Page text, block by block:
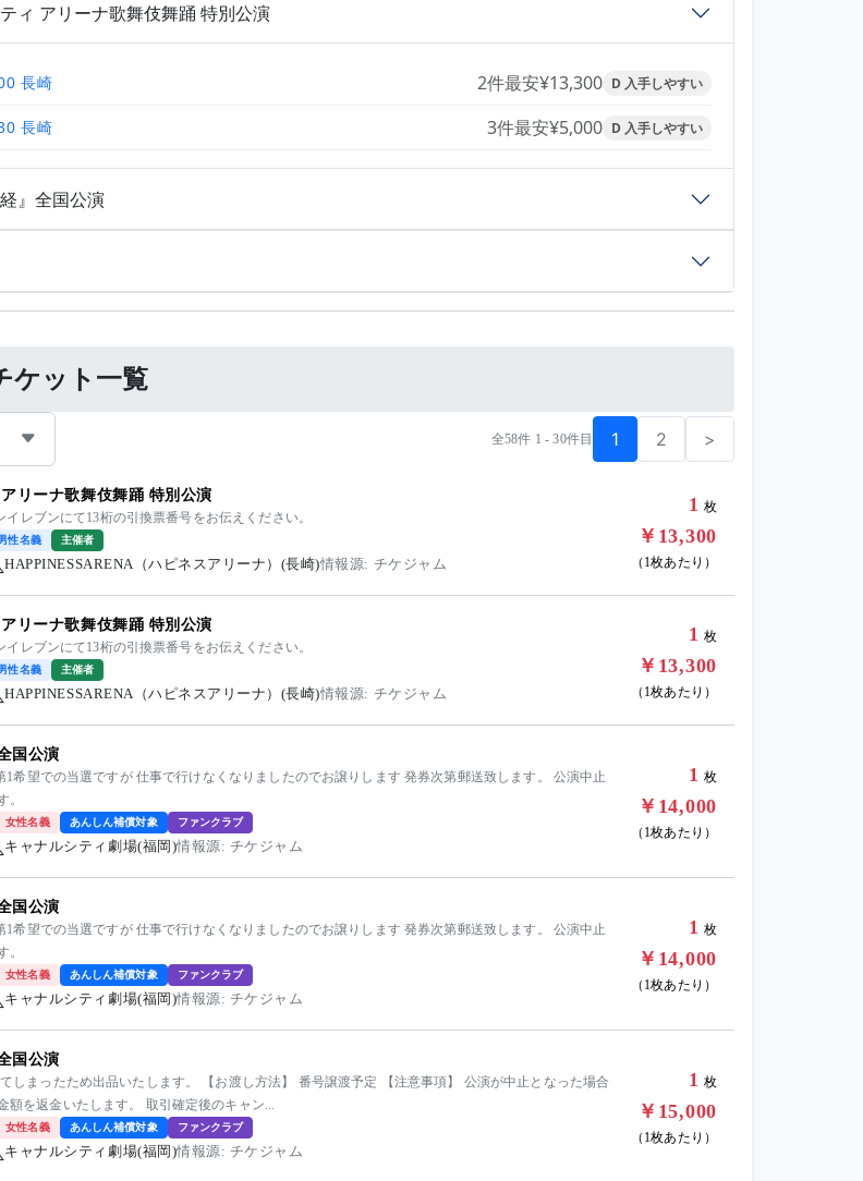
ィ アリーナ歌舞伎舞踊 特別公演
長崎 2件最安¥13,300 D 入手しやすい
長崎 3件最安¥5,000 D 入手しやすい
』全国公演
ケット一覧
全58件 1 - 30件目 1 2 >
リーナ歌舞伎舞踊 特別公演
イレブンにて13桁の引換票番号をお伝えください。
性名義 主催者
HAPPINESSARENA（ハピネスアリーナ）(長崎)情報源: チケジャム
1 枚
￥13,300
（1枚あたり）
リーナ歌舞伎舞踊 特別公演
イレブンにて13桁の引換票番号をお伝えください。
性名義 主催者
HAPPINESSARENA（ハピネスアリーナ）(長崎)情報源: チケジャム
1 枚
￥13,300
（1枚あたり）
国公演
1希望での当選ですが 仕事で行けなくなりましたのでお譲りします 発券次第郵送致します。 公演中止
。
女性名義 あんしん補償対象 ファンクラブ
キャナルシティ劇場(福岡)情報源: チケジャム
1 枚
￥14,000
（1枚あたり）
国公演
1希望での当選ですが 仕事で行けなくなりましたのでお譲りします 発券次第郵送致します。 公演中止
。
女性名義 あんしん補償対象 ファンクラブ
キャナルシティ劇場(福岡)情報源: チケジャム
1 枚
￥14,000
（1枚あたり）
国公演
しまったため出品いたします。 【お渡し方法】 番号譲渡予定 【注意事項】 公演が中止となった場合
額を返金いたします。 取引確定後のキャン...
女性名義 あんしん補償対象 ファンクラブ
キャナルシティ劇場(福岡)情報源: チケジャム
1 枚
￥15,000
（1枚あたり）